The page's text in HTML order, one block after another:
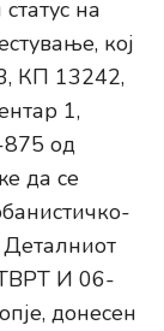
на
кој
КП 13242,
1,
875 од
да се
Деталниот
И 06-
донесен